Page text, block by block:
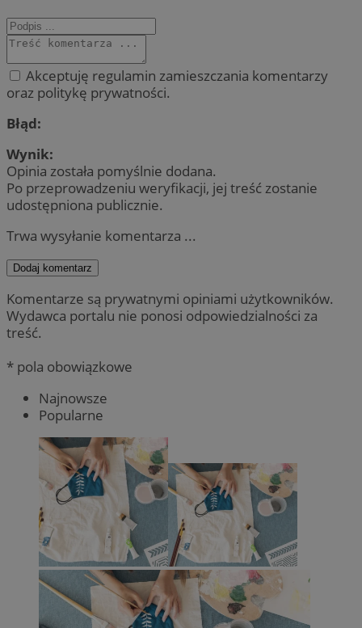
Akceptuję regulamin zamieszczania komentarzy
oraz politykę prywatności.
Błąd:
Wynik:
Opinia została pomyślnie dodana.
Po przeprowadzeniu weryfikacji, jej treść zostanie
udostępniona publicznie.
Trwa wysyłanie komentarza ...
Dodaj komentarz
Komentarze są prywatnymi opiniami użytkowników.
Wydawca portalu nie ponosi odpowiedzialności za
treść.
* pola obowiązkowe
Najnowsze
Popularne